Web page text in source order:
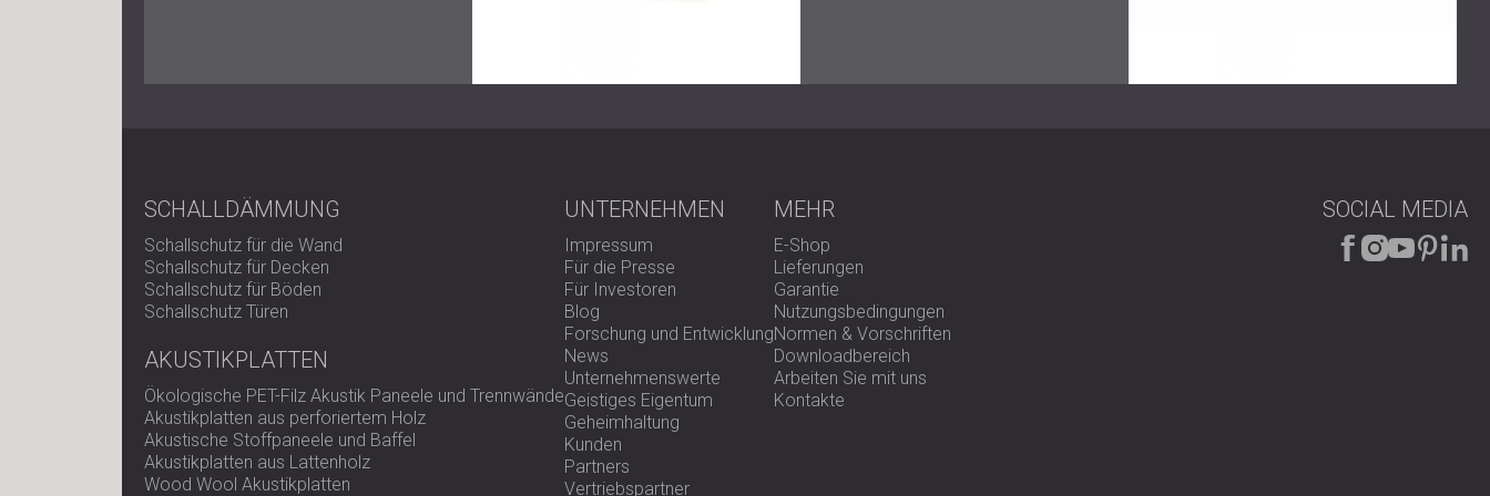
Für zukünftige Projekte sind maßgeschneiderte Akustiklösungen, die auf die spezifischen
SCHALLDÄMMUNG
Schallschutz für die Wand
Schallschutz für Decken
Schallschutz für Böden
Schallschutz Türen
AKUSTIKPLATTEN
Ökologische PET-Filz Akustik Paneele und Trennwände
Akustikplatten aus perforiertem Holz
Akustische Stoffpaneele und Baffel
Akustikplatten aus Lattenholz
Wood Wool Akustikplatten
UNTERNEHMEN
Impressum
Für die Presse
Für Investoren
Blog
Forschung und Entwicklung
News
Unternehmenswerte
Geistiges Eigentum
Geheimhaltung
Kunden
Partners
Vertriebspartner
MEHR
E-Shop
Lieferungen
Garantie
Nutzungsbedingungen
Normen & Vorschriften
Downloadbereich
Arbeiten Sie mit uns
Kontakte
SOCIAL MEDIA